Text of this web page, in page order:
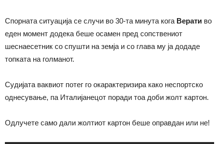
Спорната ситуација се случи во 30-та минута кога Верати во
еден момент додека беше осамен пред сопствениот
шеснаесетник со спушти на земја и со глава му ја додаде
топката на голманот.
Судијата ваквиот потег го окарактеризира како неспортско
однесување, па Италијанецот поради тоа доби жолт картон.
Одлучете само дали жолтиот картон беше оправдан или не!